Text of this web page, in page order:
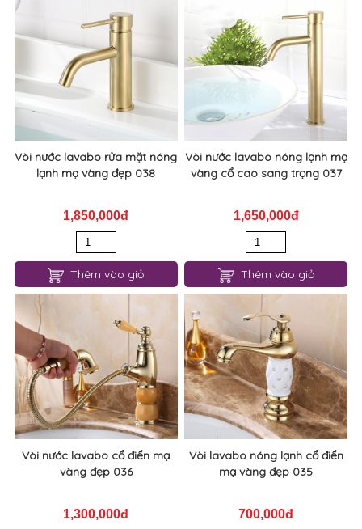
Vòi nước lavabo rửa mặt nóng
lạnh mạ vàng đẹp 038
1,850,000đ
Thêm vào giỏ
Vòi nước lavabo nóng lạnh mạ
vàng cổ cao sang trọng 037
1,650,000đ
Thêm vào giỏ
Vòi nước lavabo cổ điển mạ
vàng đẹp 036
1,300,000đ
Vòi lavabo nóng lạnh cổ điển
mạ vàng đẹp 035
700,000đ